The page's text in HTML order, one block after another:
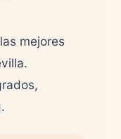
mejores